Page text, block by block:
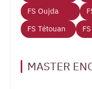
FS Oujda
FS Tétouan
MASTER